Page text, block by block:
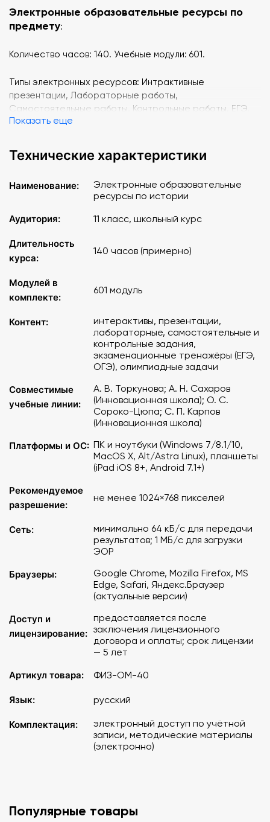
Электронные образовательные ресурсы по
предмету:
Количество часов: 140. Учебные модули: 601.
Типы электронных ресурсов: Интрактивные
презентации, Лабораторные работы,
Самостоятельные работы, Контрольные работы, ЕГЭ,
ОГЭ, Олимпиадные задачи.
Линии учебников, поддерживаемые сервисом
«Облако знаний»
УМК А. В. Торкунова
УМК О. С. Сороко-Цюпы
Темы 11 класс
Вступительное тестирование
Тренировка по отдельным линиям заданий ОГЭ
Операционная система: на персональном компьютере
или ноутбуке в браузере - Windows 7/8.1/10, MacOS X,
Alt Linux 5.1 и выше, Astra Linux, на планшетном
устройстве ОС Android - Android 7.1 и выше.
Браузеры: MS Edge, Google Chrome, Mozilla Firefox,
Минимальные требования к компьютерному
рабочее разрешение экрана 1024 × 768, клавиатура,
Интернет-соединение: в расчете на одно подключение
активностей), не менее 1 МБ/с (для загрузки ЭОР).
Внимание! Большое количество цифрового контента
невозможно адаптировать для использования на
экранах смартфонов, поэтому мы рекомендуем
использовать десктопные и планшетные устройства.
«Облако знаний» предоставляется после
заключения лицензионного договора и его
оплаты. Цена указана за лицензию сроком на 5
лет.
Показать еще
Технические характеристики
Наименование:
Электронные образовательные
ресурсы по истории
Аудитория:
11 класс, школьный курс
Длительность
курса:
140 часов (примерно)
Модулей в
комплекте:
601 модуль
Контент:
интерактивы, презентации,
лабораторные, самостоятельные и
контрольные задания,
экзаменационные тренажёры (ЕГЭ,
ОГЭ), олимпиадные задачи
Совместимые
учебные линии:
А. В. Торкунова; А. Н. Сахаров
(Инновационная школа); О. С.
Сороко-Цюпа; С. П. Карпов
(Инновационная школа)
Платформы и ОС: ПК и ноутбуки (Windows 7/8.1/10,
MacOS X, Alt/Astra Linux), планшеты
(iPad iOS 8+, Android 7.1+)
Рекомендуемое
разрешение:
не менее 1024×768 пикселей
Сеть:
минимально 64 кБ/с для передачи
результатов; 1 МБ/с для загрузки
ЭОР
Браузеры:
Google Chrome, Mozilla Firefox, MS
Edge, Safari, Яндекс.Браузер
(актуальные версии)
Доступ и
лицензирование:
предоставляется после
заключения лицензионного
договора и оплаты; срок лицензии
— 5 лет
Артикул товара:
ФИЗ-ОМ-40
Язык: русский
Комплектация:
электронный доступ по учётной
записи, методические материалы
(электронно)
Популярные товары